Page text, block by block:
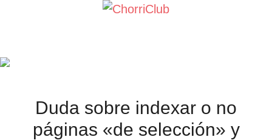
Duda sobre indexar o no
páginas «de selección» y